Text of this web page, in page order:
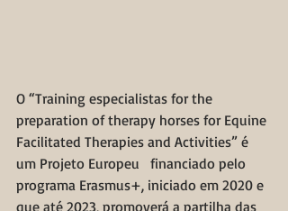
O “Training especialistas for the
preparation of therapy horses for Equine
Facilitated Therapies and Activities” é
um Projeto Europeu   financiado pelo
programa Erasmus+, iniciado em 2020 e
que até 2023, promoverá a partilha das